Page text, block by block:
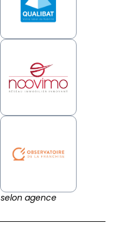
selon agence